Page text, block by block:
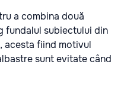
a combina două
fundalul subiectului din
acesta fiind motivul
sunt evitate când